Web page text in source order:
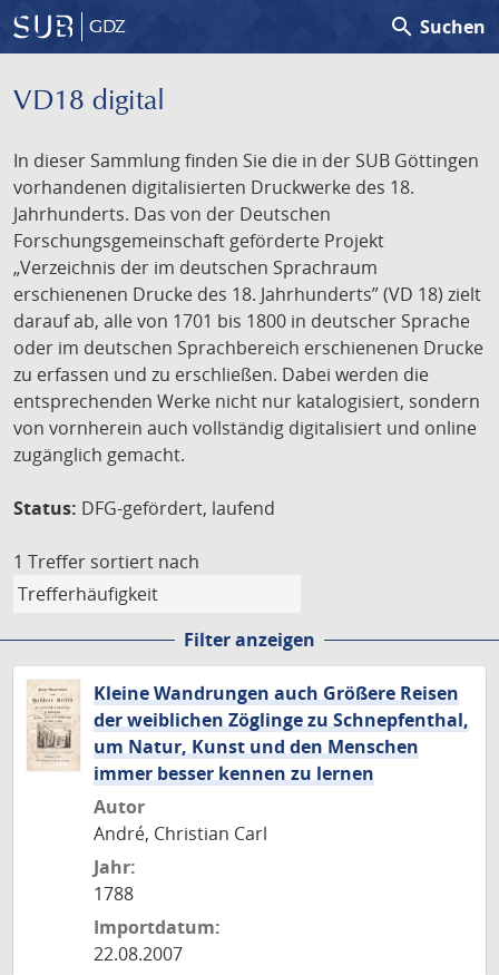
GDZ search Suchen
VD18 digital
In dieser Sammlung finden Sie die in der SUB Göttingen
vorhandenen digitalisierten Druckwerke des 18.
Jahrhunderts. Das von der Deutschen
Forschungsgemeinschaft geförderte Projekt
„Verzeichnis der im deutschen Sprachraum
erschienenen Drucke des 18. Jahrhunderts” (VD 18) zielt
darauf ab, alle von 1701 bis 1800 in deutscher Sprache
oder im deutschen Sprachbereich erschienenen Drucke
zu erfassen und zu erschließen. Dabei werden die
entsprechenden Werke nicht nur katalogisiert, sondern
von vornherein auch vollständig digitalisiert und online
zugänglich gemacht.
Status: DFG-gefördert, laufend
1 Treffer sortiert nach
Filter anzeigen
Kleine Wandrungen auch Größere Reisen
der weiblichen Zöglinge zu Schnepfenthal,
um Natur, Kunst und den Menschen
immer besser kennen zu lernen
Autor
André, Christian Carl
Jahr:
1788
Importdatum:
22.08.2007